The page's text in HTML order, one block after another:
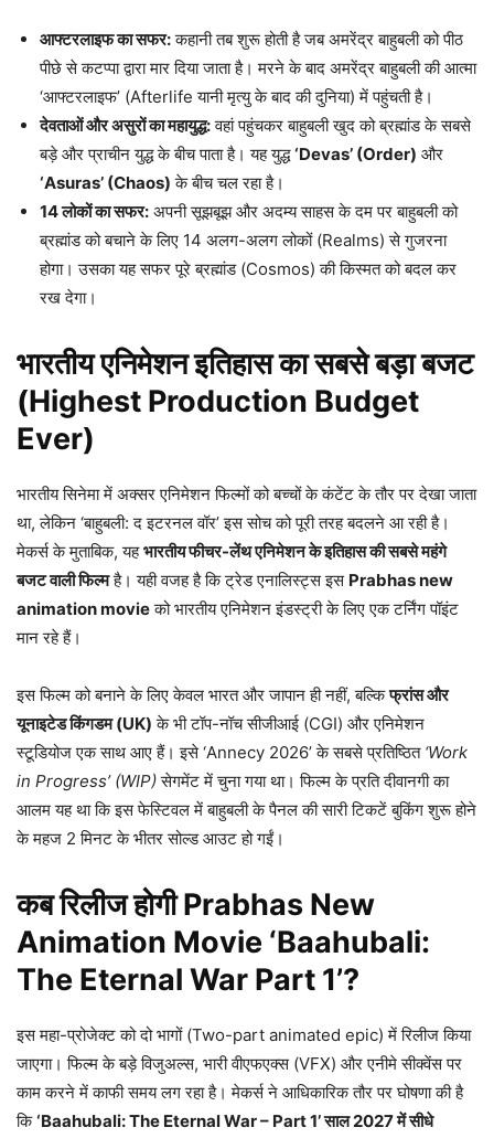
आफ्टरलाइफ का सफर:कहानी तब शुरू होती है जब अमरेंद्र बाहुबली को पीठ
पीछे से कटप्पा द्वारा मार दिया जाता है। मरने के बाद अमरेंद्र बाहुबली की आत्मा
‘आफ्टरलाइफ’ (Afterlife यानी मृत्यु के बाद की दुनिया) में पहुंचती है।
देवताओं और असुरों का महायुद्ध:वहां पहुंचकर बाहुबली खुद को ब्रह्मांड के सबसे
बड़े और प्राचीन युद्ध के बीच पाता है। यह युद्ध‘Devas’ (Order) और
‘Asuras’ (Chaos) के बीच चल रहा है।
14 लोकों का सफर: अपनी सूझबूझ और अदम्य साहस के दम पर बाहुबली को
ब्रह्मांड को बचाने के लिए 14 अलग-अलग लोकों (Realms) से गुजरना
होगा। उसका यह सफर पूरे ब्रह्मांड (Cosmos) की किस्मत को बदल कर
रख देगा।
भारतीय एनिमेशन इतिहास का सबसे बड़ा बजट
(Highest Production Budget
Ever)
भारतीय सिनेमा में अक्सर एनिमेशन फिल्मों को बच्चों के कंटेंट के तौर पर देखा जाता
था, लेकिन ‘बाहुबली: द इटरनल वॉर’ इस सोच को पूरी तरह बदलने आ रही है।
मेकर्स के मुताबिक, यहभारतीय फीचर-लेंथ एनिमेशन के इतिहास की सबसे महंगे
बजट वाली फिल्महै। यही वजह है कि ट्रेड एनालिस्ट्स इस Prabhas new
animation movieको भारतीय एनिमेशन इंडस्ट्री के लिए एक टर्निंग पॉइंट
मान रहे हैं।
इस फिल्म को बनाने के लिए केवल भारत और जापान ही नहीं, बल्किफ्रांस और
यूनाइटेड किंगडम (UK) के भी टॉप-नॉच सीजीआई (CGI) और एनिमेशन
स्टूडियोज एक साथ आए हैं। इसे ‘Annecy 2026’ के सबसे प्रतिष्ठित ‘Work
in Progress’ (WIP)सेगमेंट में चुना गया था। फिल्म के प्रति दीवानगी का
आलम यह था कि इस फेस्टिवल में बाहुबली के पैनल की सारी टिकटें बुकिंग शुरू होने
के महज 2 मिनट के भीतर सोल्ड आउट हो गईं।
कब रिलीज होगी Prabhas New
Animation Movie ‘Baahubali:
The Eternal War Part 1’?
इस महा-प्रोजेक्ट को दो भागों (Two-part animated epic) में रिलीज किया
जाएगा। फिल्म के बड़े विजुअल्स, भारी वीएफएक्स (VFX) और एनीमे सीक्वेंस पर
काम करने में काफी समय लग रहा है। मेकर्स ने आधिकारिक तौर पर घोषणा की है
कि‘Baahubali: The Eternal War – Part 1’ साल 2027 में सीधे